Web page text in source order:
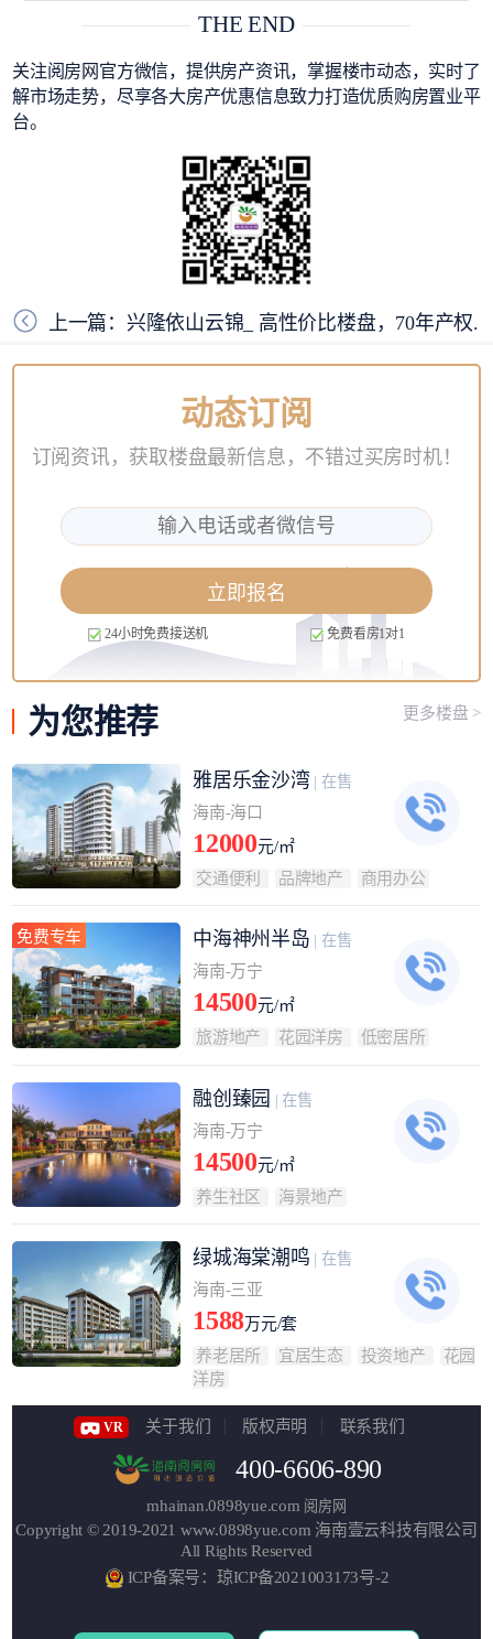
THE END
关注阅房网官方微信，提供房产资讯，掌握楼市动态，实时了
解市场走势，尽享各大房产优惠信息致力打造优质购房置业平
台。
上一篇：兴隆依山云锦_ 高性价比楼盘，70年产权.
动态订阅
订阅资讯，获取楼盘最新信息，不错过买房时机！
立即报名
24小时免费接送机 免费看房1对1
为您推荐 更多楼盘 >
雅居乐金沙湾 | 在售
海南-海口
12000元/㎡
交通便利
品牌地产 商用办公
免费专车 中海神州半岛 | 在售
海南-万宁
14500元/㎡
旅游地产
花园洋房 低密居所
融创臻园 | 在售
海南-万宁
14500元/㎡
养生社区
海景地产
绿城海棠潮鸣 | 在售
海南-三亚
1588万元/套
养老居所
宜居生态 投资地产
花园
洋房
VR 关于我们 版权声明 联系我们
400-6606-890
mhainan.0898yue.com 阅房网
Copyright © 2019-2021 www.0898yue.com 海南壹云科技有限公司
All Rights Reserved
ICP备案号：琼ICP备2021003173号-2